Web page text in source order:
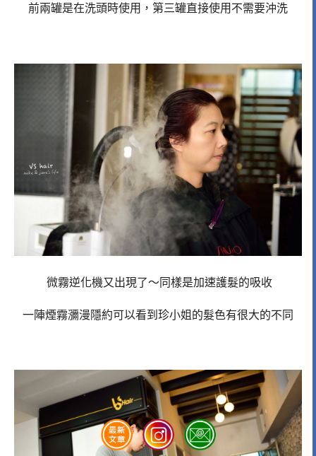
前兩罐是在洗頭時使用，第三罐直接使用不需要沖洗
微霧逆化機又出現了～同樣是加速護髮的吸收
一陣煙霧瀰漫隱約可以看到珍小姐的髮色有很大的不同